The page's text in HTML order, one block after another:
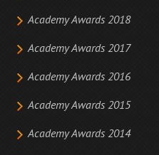
Academy Awards 2018
Academy Awards 2017
Academy Awards 2016
Academy Awards 2015
Academy Awards 2014